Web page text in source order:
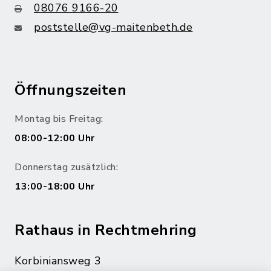
08076 9166-20
poststelle@vg-maitenbeth.de
Öffnungszeiten
Montag bis Freitag:
08:00-12:00 Uhr
Donnerstag zusätzlich:
13:00-18:00 Uhr
Rathaus in Rechtmehring
Korbiniansweg 3